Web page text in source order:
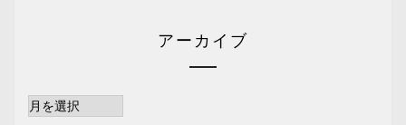
アーカイブ
ア